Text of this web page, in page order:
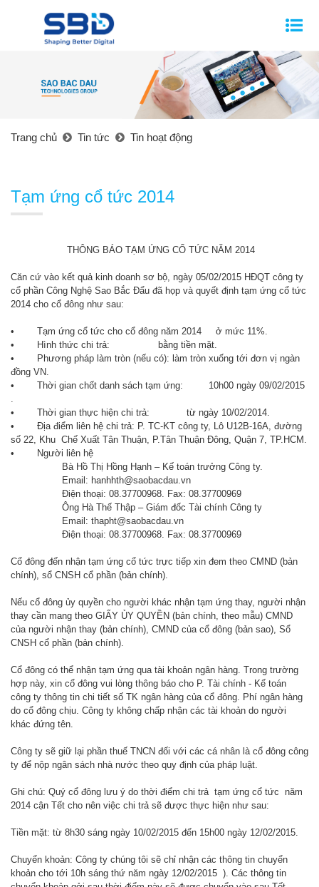
Trang chủ Tin tức Tin hoạt động
Tạm ứng cổ tức 2014
THÔNG BÁO TẠM ỨNG CỔ TỨC NĂM 2014
Căn cứ vào kết quả kinh doanh sơ bộ, ngày 05/02/2015 HĐQT công ty
cổ phần Công Nghệ Sao Bắc Đẩu đã họp và quyết định tạm ứng cổ tức
2014 cho cổ đông như sau:
• Tạm ứng cổ tức cho cổ đông năm 2014 ở mức 11%.
• Hình thức chi trả: bằng tiền mặt.
• Phương pháp làm tròn (nếu có): làm tròn xuống tới đơn vị ngàn
đồng VN.
• Thời gian chốt danh sách tạm ứng: 10h00 ngày 09/02/2015
.
• Thời gian thực hiện chi trả: từ ngày 10/02/2014.
• Địa điểm liên hệ chi trả: P. TC-KT công ty, Lô U12B-16A, đường
số 22, Khu Chế Xuất Tân Thuận, P.Tân Thuận Đông, Quận 7, TP.HCM.
• Người liên hệ
Bà Hồ Thị Hồng Hạnh – Kế toán trưởng Công ty.
Email: hanhhth@saobacdau.vn
Điện thoại: 08.37700968. Fax: 08.37700969
Ông Hà Thế Thập – Giám đốc Tài chính Công ty
Email: thapht@saobacdau.vn
Điện thoại: 08.37700968. Fax: 08.37700969
Cổ đông đến nhận tạm ứng cổ tức trực tiếp xin đem theo CMND (bản
chính), sổ CNSH cổ phần (bản chính).
Nếu cổ đông ủy quyền cho người khác nhận tạm ứng thay, người nhận
thay cần mang theo GIẤY ỦY QUYỀN (bản chính, theo mẫu) CMND
của người nhận thay (bản chính), CMND của cổ đông (bản sao), Sổ
CNSH cổ phần (bản chính).
Cổ đông có thể nhận tạm ứng qua tài khoản ngân hàng. Trong trường
hợp này, xin cổ đông vui lòng thông báo cho P. Tài chính - Kế toán
công ty thông tin chi tiết số TK ngân hàng của cổ đông. Phí ngân hàng
do cổ đông chịu. Công ty không chấp nhận các tài khoản do người
khác đứng tên.
Công ty sẽ giữ lại phần thuế TNCN đối với các cá nhân là cổ đông công
ty để nộp ngân sách nhà nước theo quy định của pháp luật.
Ghi chú: Quý cổ đông lưu ý do thời điểm chi trả tạm ứng cổ tức năm
2014 cận Tết cho nên việc chi trả sẽ được thực hiện như sau:
Tiền mặt: từ 8h30 sáng ngày 10/02/2015 đến 15h00 ngày 12/02/2015.
Chuyển khoản: Công ty chúng tôi sẽ chỉ nhận các thông tin chuyển
khoản cho tới 10h sáng thứ năm ngày 12/02/2015 ). Các thông tin